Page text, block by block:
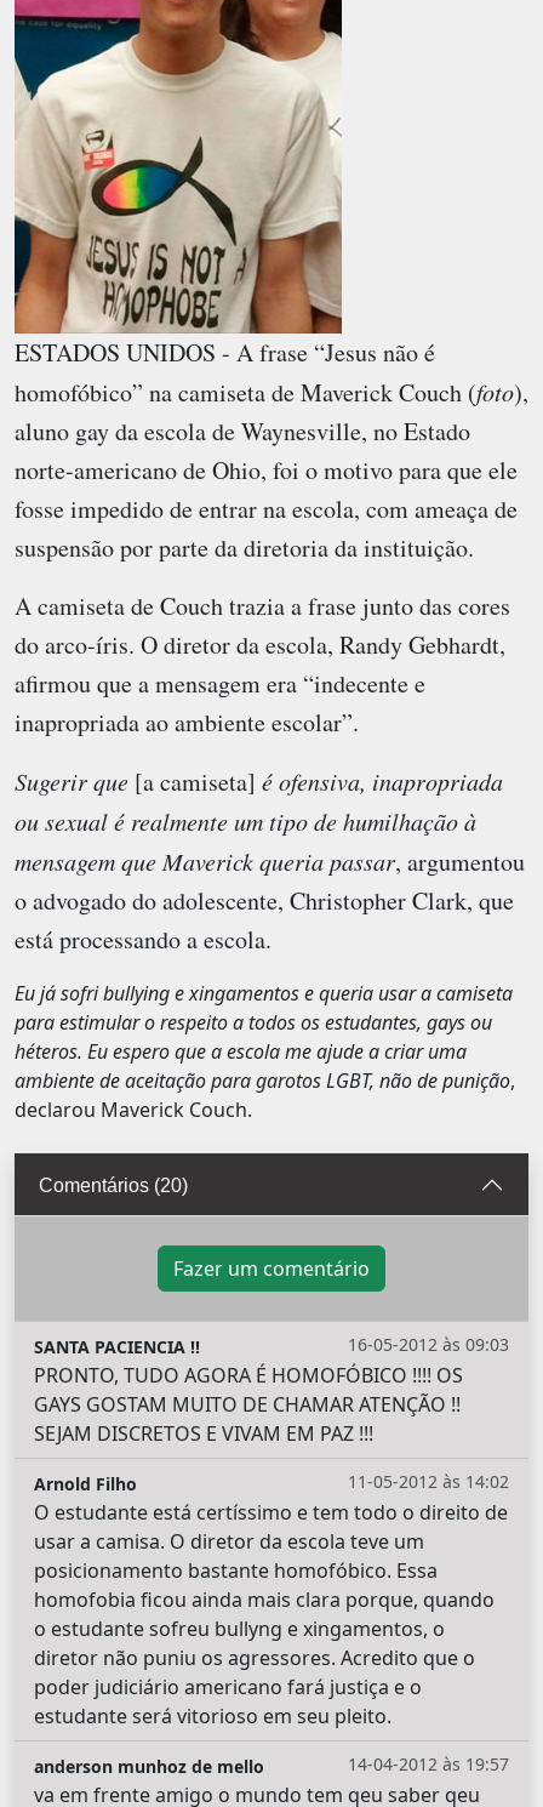
ESTADOS UNIDOS - A frase “Jesus não é
homofóbico” na camiseta de Maverick Couch (foto),
aluno gay da escola de Waynesville, no Estado
norte-americano de Ohio, foi o motivo para que ele
fosse impedido de entrar na escola, com ameaça de
suspensão por parte da diretoria da instituição.
A camiseta de Couch trazia a frase junto das cores
do arco-íris. O diretor da escola, Randy Gebhardt,
afirmou que a mensagem era “indecente e
inapropriada ao ambiente escolar”.
Sugerir que [a camiseta] é ofensiva, inapropriada
ou sexual é realmente um tipo de humilhação à
mensagem que Maverick queria passar, argumentou
o advogado do adolescente, Christopher Clark, que
está processando a escola.
Eu já sofri bullying e xingamentos e queria usar a camiseta
para estimular o respeito a todos os estudantes, gays ou
héteros. Eu espero que a escola me ajude a criar uma
ambiente de aceitação para garotos LGBT, não de punição,
declarou Maverick Couch.
Comentários (20)
Fazer um comentário
16-05-2012 às 09:03
SANTA PACIENCIA !!
PRONTO, TUDO AGORA É HOMOFÓBICO !!!! OS
GAYS GOSTAM MUITO DE CHAMAR ATENÇÃO !!
SEJAM DISCRETOS E VIVAM EM PAZ !!!
11-05-2012 às 14:02
Arnold Filho
O estudante está certíssimo e tem todo o direito de
usar a camisa. O diretor da escola teve um
posicionamento bastante homofóbico. Essa
homofobia ficou ainda mais clara porque, quando
o estudante sofreu bullyng e xingamentos, o
diretor não puniu os agressores. Acredito que o
poder judiciário americano fará justiça e o
estudante será vitorioso em seu pleito.
14-04-2012 às 19:57
anderson munhoz de mello
va em frente amigo o mundo tem qeu saber qeu